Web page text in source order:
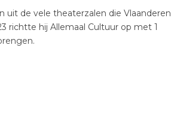
uit de vele theaterzalen die Vlaanderen
richtte hij Allemaal Cultuur op met 1